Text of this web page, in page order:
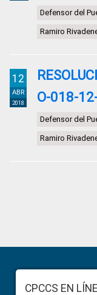
Defensor del
Ramiro
12
ABR
2018
O-018-
Defensor del
Ramiro
Sidebar
Footer
CPCCS EN